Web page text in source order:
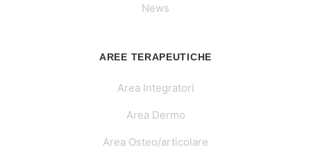
News
AREE TERAPEUTICHE
Area Integratori
Area Dermo
Area Osteo/articolare